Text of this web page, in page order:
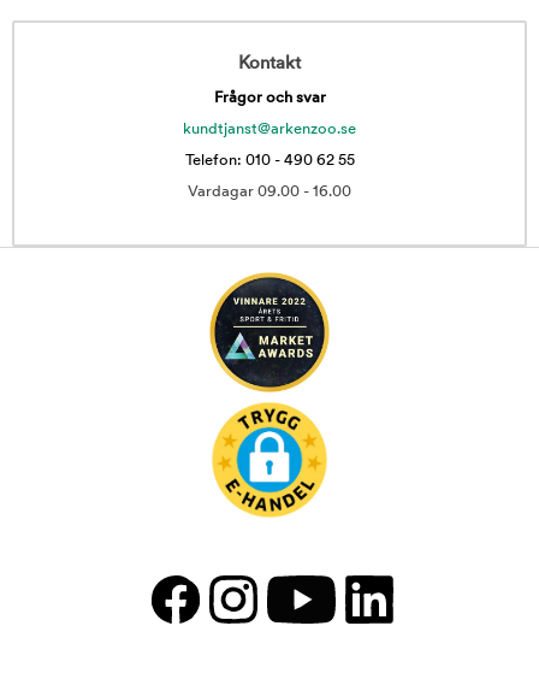
Kontakt
Frågor och svar
kundtjanst@arkenzoo.se
Telefon: 010 - 490 62 55
Vardagar 09.00 - 16.00